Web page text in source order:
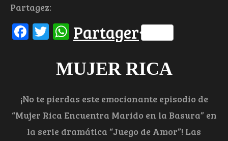
Partagez:
Facebook
Twitter
WhatsApp
Partager
MUJER RICA
¡No te pierdas este emocionante episodio de
“Mujer Rica Encuentra Marido en la Basura” en
la serie dramática “Juego de Amor”! Las